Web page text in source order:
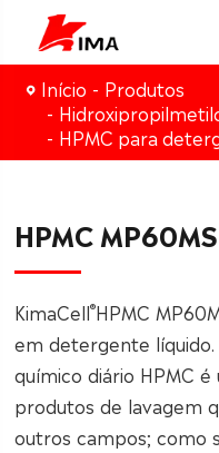
Início
Produtos
HPMC para
HPMC MP60MS
KimaCell®HPMC
em detergente
químico diário HPMC
produtos de lavagem
outros campos; como